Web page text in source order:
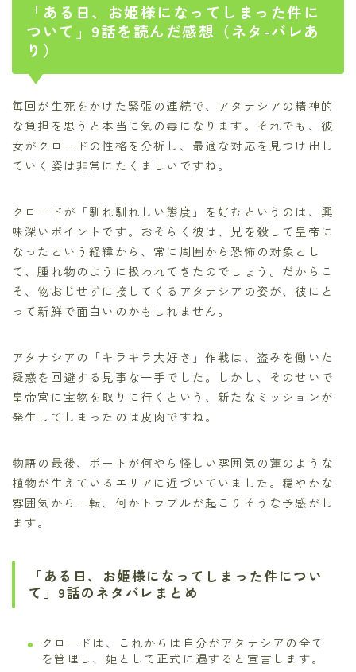
「ある日、お姫様になってしまった件に
ついて」9話を読んだ感想（ネタ-バレあ
り）
毎回が生死をかけた緊張の連続で、アタナシアの精神的
な負担を思うと本当に気の毒になります。それでも、彼
女がクロードの性格を分析し、最適な対応を見つけ出し
ていく姿は非常にたくましいですね。
クロードが「馴れ馴れしい態度」を好むというのは、興
味深いポイントです。おそらく彼は、兄を殺して皇帝に
なったという経緯から、常に周囲から恐怖の対象とし
て、腫れ物のように扱われてきたのでしょう。だからこ
そ、物おじせずに接してくるアタナシアの姿が、彼にと
って新鮮で面白いのかもしれません。
アタナシアの「キラキラ大好き」作戦は、盗みを働いた
疑惑を回避する見事な一手でした。しかし、そのせいで
皇帝宮に宝物を取りに行くという、新たなミッションが
発生してしまったのは皮肉ですね。
物語の最後、ボートが何やら怪しい雰囲気の蓮のような
植物が生えているエリアに近づいていました。穏やかな
雰囲気から一転、何かトラブルが起こりそうな予感がし
ます。
「ある日、お姫様になってしまった件につい
て」9話のネタバレまとめ
クロードは、これからは自分がアタナシアの全て
を管理し、姫として正式に遇すると宣言します。